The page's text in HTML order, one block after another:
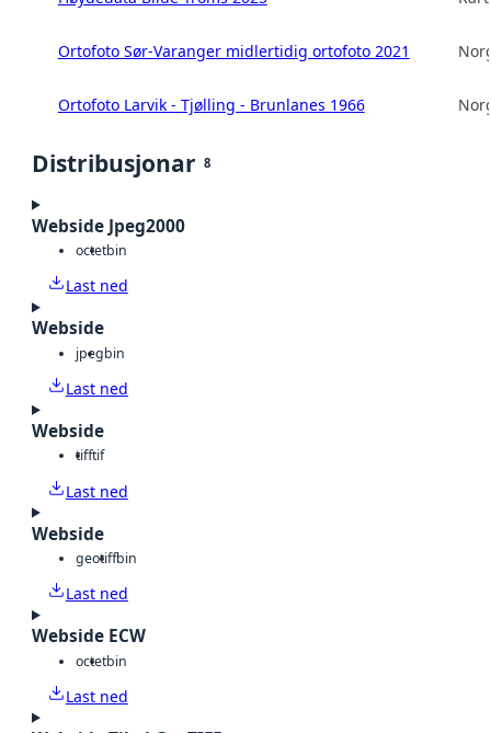
Ortofoto Sør-Varanger midlertidig ortofoto 2021
Ortofoto Larvik - Tjølling - Brunlanes 1966
Distribusjonar 8
Webside Jpeg2000
octetbin
Last ned
Webside
jpegbin
Last ned
Webside
tifftif
Last ned
Webside
geotiffbin
Last ned
Webside ECW
octetbin
Last ned